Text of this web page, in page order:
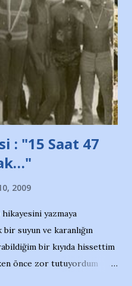
''Açık ve net olarak
Bunun yanısıra, bu takımlara
izin veren Bursa Büyükşehir
alışveriş merkezlerini
Blogumuzda okuduğum bu
: "15 Saat 47
2009
yazmaya
bir suyun ve karanlığın
bir kıyıda hissettim
önce zor tutuyordum